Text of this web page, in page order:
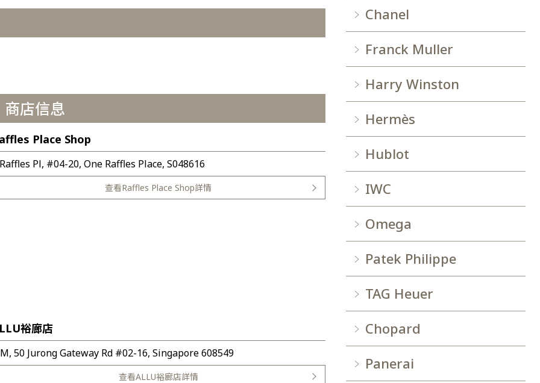
商店信息
Place Shop
Pl, #04-20, One Raffles Place, S048616
查看Raffles Place Shop詳情
裕廊店
50 Jurong Gateway Rd #02-16, Singapore 608549
查看ALLU裕廊店詳情
Chanel
Franck Muller
Harry Winston
Hermès
Hublot
IWC
Omega
Patek Philippe
TAG Heuer
Chopard
Panerai